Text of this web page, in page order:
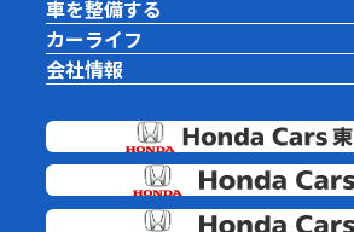
車を整備する
カーライフ
会社情報